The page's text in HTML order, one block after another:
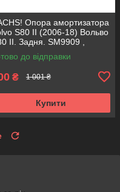
Опора амортизатора
S80 II (2006-18) Вольво
II. Задня. SM9909 ,
, KB952.10 ,
до відправки
₴ 1 001 ₴
Купити